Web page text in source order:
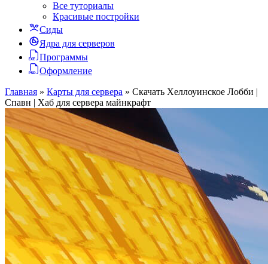
Все туториалы
Красивые постройки
Сиды
Ядра для серверов
Программы
Оформление
Главная » Карты для сервера » Скачать Хеллоуинское Лобби |
Спавн | Хаб для сервера майнкрафт